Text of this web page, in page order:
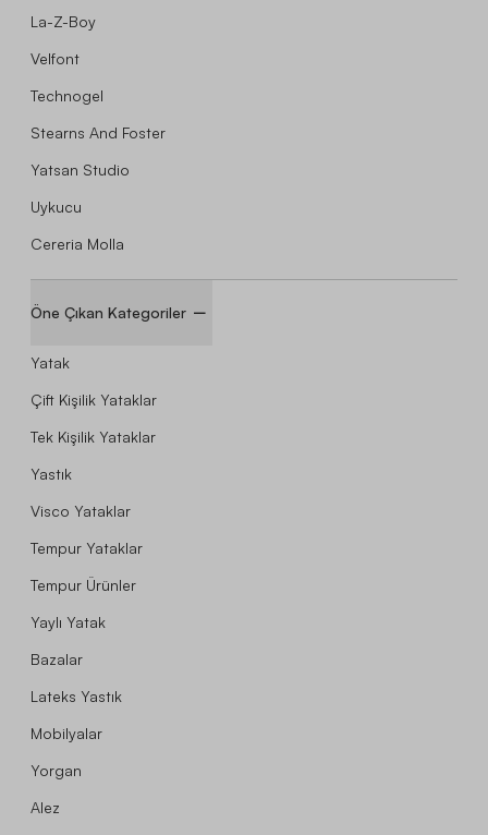
La-Z-Boy
Velfont
Technogel
Stearns And Foster
Yatsan Studio
Uykucu
Cereria Molla
Öne Çıkan Kategoriler
Yatak
Çift Kişilik Yataklar
Tek Kişilik Yataklar
Yastık
Visco Yataklar
Tempur Yataklar
Tempur Ürünler
Yaylı Yatak
Bazalar
Lateks Yastık
Mobilyalar
Yorgan
Alez